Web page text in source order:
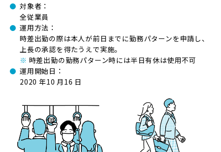
対象者：
全従業員
運⽤⽅法：
時差出勤の際は本⼈が前⽇までに勤務パターンを申請し、
上⻑の承認を得たうえで実施。
※ 時差出勤の勤務パターン時には半⽇有休は使⽤不可
運⽤開始⽇：
2020 年10 ⽉16 ⽇